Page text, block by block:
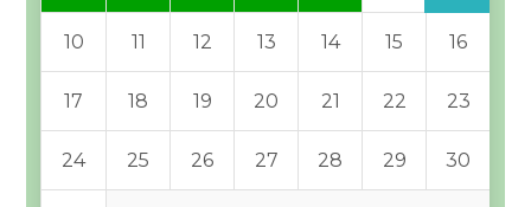
10 11 12 13 14 15 16
17 18 19 20 21 22 23
24 25 26 27 28 29 30